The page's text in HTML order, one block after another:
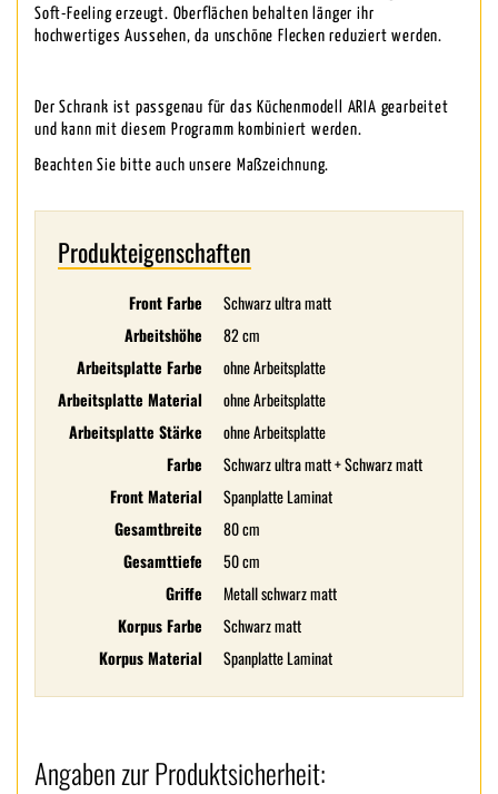
Soft-Feeling erzeugt. Oberflächen behalten länger ihr
hochwertiges Aussehen, da unschöne Flecken reduziert werden.
Der Schrank ist passgenau für das Küchenmodell ARIA gearbeitet
und kann mit diesem Programm kombiniert werden.
Beachten Sie bitte auch unsere Maßzeichnung.
Produkteigenschaften
Front Farbe
Schwarz ultra matt
Arbeitshöhe
82 cm
Arbeitsplatte Farbe
ohne Arbeitsplatte
Arbeitsplatte Material
ohne Arbeitsplatte
Arbeitsplatte Stärke
ohne Arbeitsplatte
Farbe
Schwarz ultra matt + Schwarz matt
Front Material
Spanplatte Laminat
Gesamtbreite
80 cm
Gesamttiefe
50 cm
Griffe
Metall schwarz matt
Korpus Farbe
Schwarz matt
Korpus Material
Spanplatte Laminat
Angaben zur Produktsicherheit: